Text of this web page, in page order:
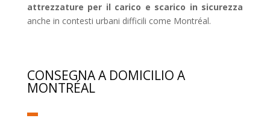
attrezzature per il carico e scarico in sicurezza
anche in contesti urbani difficili come Montréal.
CONSEGNA A DOMICILIO A
MONTRÉAL